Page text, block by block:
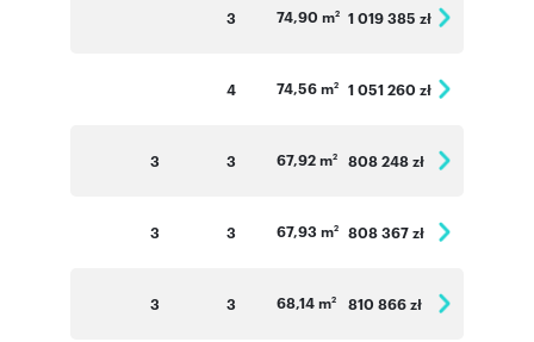
3 74,90 m2 1 019 385 zł
4 74,56 m2 1 051 260 zł
3 3 67,92 m2 808 248 zł
3 3 67,93 m2 808 367 zł
3 3 68,14 m2 810 866 zł